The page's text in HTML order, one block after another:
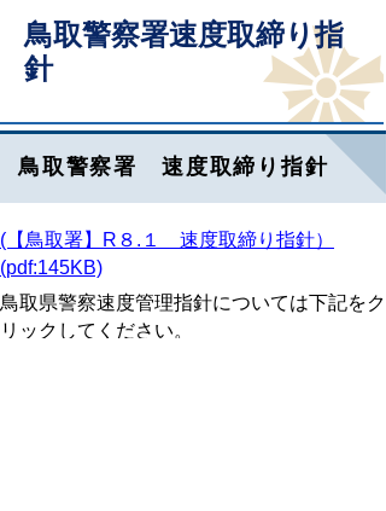
鳥取警察署速度取締り指
針
鳥取警察署 速度取締り指針
(【鳥取署】R８.１ 速度取締り指針）
(pdf:145KB)
鳥取県警察速度管理指針については下記をク
リックしてください。